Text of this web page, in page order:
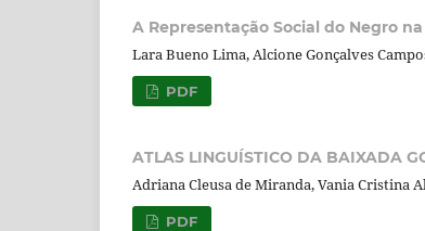
A Representação Social do Negro
Lara Bueno Lima, Alcione Gonçalves
PDF
ATLAS LINGUÍSTICO DA BAIXADA
Adriana Cleusa de Miranda, Vania Cristina
PDF